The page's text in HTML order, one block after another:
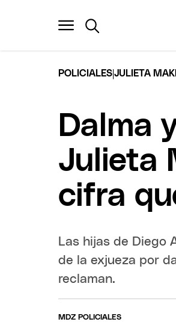
POLICIALES|JULIETA
Dalma
Julieta
cifra
Las hijas de Diego
de la exjueza por
reclaman.
MDZ POLICIALES